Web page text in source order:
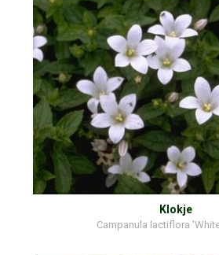
Klokje
Campanula lactiflora